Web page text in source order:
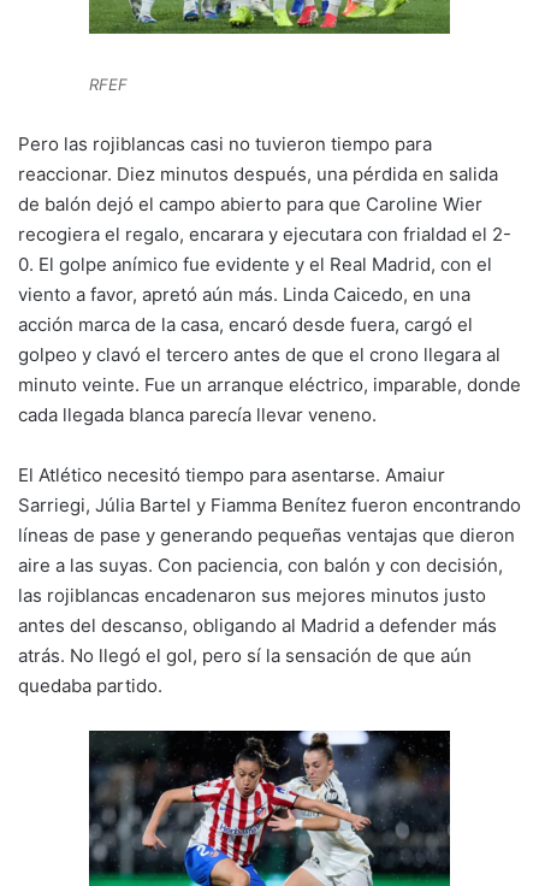
RFEF
Pero las rojiblancas casi no tuvieron tiempo para
reaccionar. Diez minutos después, una pérdida en salida
de balón dejó el campo abierto para que Caroline Wier
recogiera el regalo, encarara y ejecutara con frialdad el 2-
0. El golpe anímico fue evidente y el Real Madrid, con el
viento a favor, apretó aún más. Linda Caicedo, en una
acción marca de la casa, encaró desde fuera, cargó el
golpeo y clavó el tercero antes de que el crono llegara al
minuto veinte. Fue un arranque eléctrico, imparable, donde
cada llegada blanca parecía llevar veneno.
El Atlético necesitó tiempo para asentarse. Amaiur
Sarriegi, Júlia Bartel y Fiamma Benítez fueron encontrando
líneas de pase y generando pequeñas ventajas que dieron
aire a las suyas. Con paciencia, con balón y con decisión,
las rojiblancas encadenaron sus mejores minutos justo
antes del descanso, obligando al Madrid a defender más
atrás. No llegó el gol, pero sí la sensación de que aún
quedaba partido.